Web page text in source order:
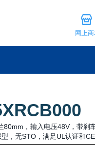
网上
80mm，输入电压48V，带
，无STO，满足UL认证和